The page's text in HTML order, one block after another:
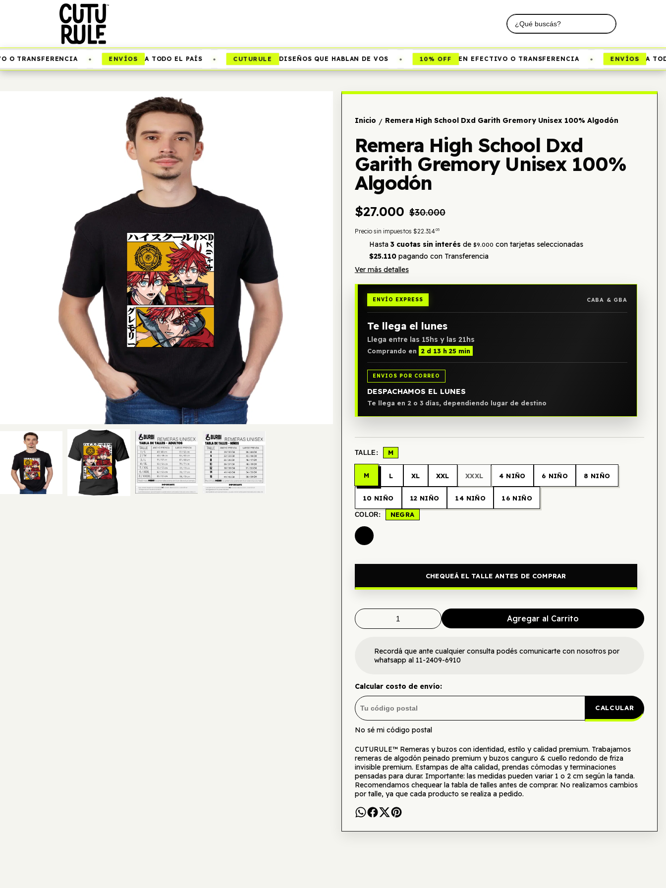
TRANSFERENCIA • ENVÍOS A TODO EL PAÍS • CUTURULE DISEÑOS QUE HABLAN DE VOS • 10% OFF EN EFECTIVO O TRANSFERENCIA • ENVÍOS A TODO
Inicio / Remera High School Dxd Garith Gremory Unisex 100% Algodón
Remera High School Dxd
Garith Gremory Unisex 100%
Algodón
$27.000 $30.000
Precio sin impuestos $22.31405
Hasta 3 cuotas sin interés de $9.000 con tarjetas seleccionadas
$25.110pagando con Transferencia
Ver más detalles
ENVÍO EXPRESS CABA & GBA
Te llega el lunes
Llega entre las 15hs y las 21hs
Comprando en 2 d 13 h 25 min
ENVIOS POR CORREO
DESPACHAMOS EL LUNES
Te llega en 2 o 3 días, dependiendo lugar de destino
TALLE: M
M L XL XXL XXXL 4 NIÑO 6 NIÑO 8 NIÑO
10 NIÑO 12 NIÑO 14 NIÑO 16 NIÑO
COLOR: NEGRA
CHEQUEÁ EL TALLE ANTES DE COMPRAR
Agregar al Carrito
Recordá que ante cualquier consulta podés comunicarte con nosotros por
whatsapp al 11-2409-6910
Calcular costo de envío:
CALCULAR
No sé mi código postal
CUTURULE™ Remeras y buzos con identidad, estilo y calidad premium. Trabajamos
remeras de algodón peinado premium y buzos canguro & cuello redondo de friza
invisible premium. Estampas de alta calidad, prendas cómodas y terminaciones
pensadas para durar. Importante: las medidas pueden variar 1 o 2 cm según la tanda.
Recomendamos chequear la tabla de talles antes de comprar. No realizamos cambios
por talle, ya que cada producto se realiza a pedido.